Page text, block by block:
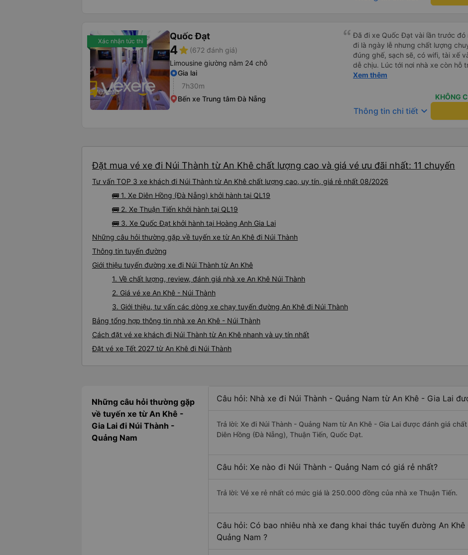
Xác nhận tức thì Quốc Đạt
4star (672 đánh giá)
Limousine giường nằm 24 chỗ
Gia lai
7h30m
Bến xe Trung tâm Đà Nẵng
Đã đi xe Quốc Đạt vài lần trước đó
đi là ngày lễ nhưng chất lượng
đúng ghế, sạch sẽ, có wifi, tài xế
dễ chịu. Lúc tới nơi nhà xe còn hỗ
nhà. 10đ cho nhà xe, hy vọng nhà
Xem thêm
KHÔNG
Thông tin chi tiết keyboard_arrow_down
Đặt mua vé xe đi Núi Thành từ An Khê chất lượng cao và giá vé ưu đãi nhất: 11 chuyến
Tư vấn TOP 3 xe khách đi Núi Thành từ An Khê chất lượng cao, uy tín, giá rẻ nhất 08/2026
🚌 1. Xe Diên Hồng (Đà Nẵng) khởi hành tại QL19
🚌 2. Xe Thuận Tiến khởi hành tại QL19
🚌 3. Xe Quốc Đạt khởi hành tại Hoàng Anh Gia Lai
Những câu hỏi thường gặp về tuyến xe từ An Khê đi Núi Thành
Thông tin tuyến đường
Giới thiệu tuyến đường xe đi Núi Thành từ An Khê
1. Về chất lượng, review, đánh giá nhà xe An Khê Núi Thành
2. Giá vé xe An Khê - Núi Thành
3. Giới thiệu, tư vấn các dòng xe chạy tuyến đường An Khê đi Núi Thành
Bảng tổng hợp thông tin nhà xe An Khê - Núi Thành
Cách đặt vé xe khách đi Núi Thành từ An Khê nhanh và uy tín nhất
Đặt vé xe Tết 2027 từ An Khê đi Núi Thành
Những câu hỏi thường gặp
về tuyến xe từ An Khê -
Gia Lai đi Núi Thành -
Quảng Nam
Câu hỏi: Nhà xe đi Núi Thành - Quảng Nam từ An Khê - Gia Lai
Trả lời: Xe đi Núi Thành - Quảng Nam từ An Khê - Gia Lai được đánh giá
Diên Hồng (Đà Nẵng), Thuận Tiến, Quốc Đạt.
Câu hỏi: Xe nào đi Núi Thành - Quảng Nam có giá rẻ nhất?
Trả lời: Vé xe rẻ nhất có mức giá là 250.000 đồng của nhà xe Thuận Tiến.
Câu hỏi: Có bao nhiêu nhà xe đang khai thác tuyến đường An
Quảng Nam ?